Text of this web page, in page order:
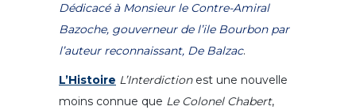
Dédicacé à Monsieur le Contre-Amiral
Bazoche, gouverneur de l’ile Bourbon par
l’auteur reconnaissant, De Balzac.
L’Histoire L’Interdictionest une nouvelle
moins connue que Le Colonel Chabert,